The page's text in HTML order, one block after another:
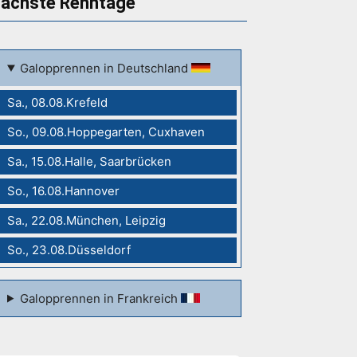
Galopprennen in Deutschland
Sa., 08.08.Krefeld
So., 09.08.Hoppegarten, Cuxhaven
Sa., 15.08.Halle, Saarbrücken
So., 16.08.Hannover
Sa., 22.08.München, Leipzig
So., 23.08.Düsseldorf
Galopprennen in Frankreich